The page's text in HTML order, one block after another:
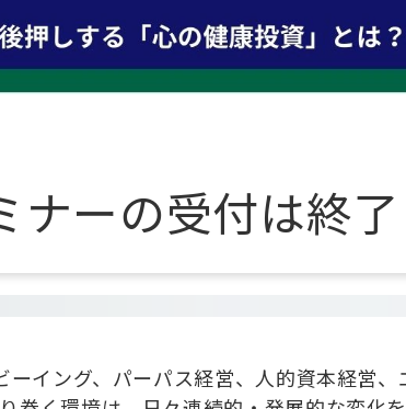
ナーの受付は終
ーイング、パーパス経営、人的資本経営